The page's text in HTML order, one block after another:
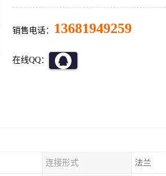
销售电话： 13681949259
在线QQ：
连接形式 法兰